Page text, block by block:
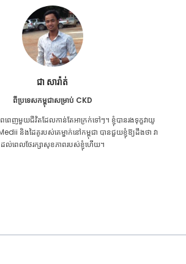
ជា សារ៉ាត់
ពីប្រទេសកម្ពុជាសម្រាប់ CKD
ពេញ​មួយ​ជីវិត​ដែល​កាន់តែ​អាក្រក់​ទៅៗ។ ខ្ញុំបានរងទុក្ខវាយូ
និងដៃគូរបស់គេម្នាក់នៅកម្ពុជា បានជួយខ្ញុំឱ្យដឹងថា វា
ដល់ពេលថែរក្សាសុខភាពរបស់ខ្ញុំហើយ។